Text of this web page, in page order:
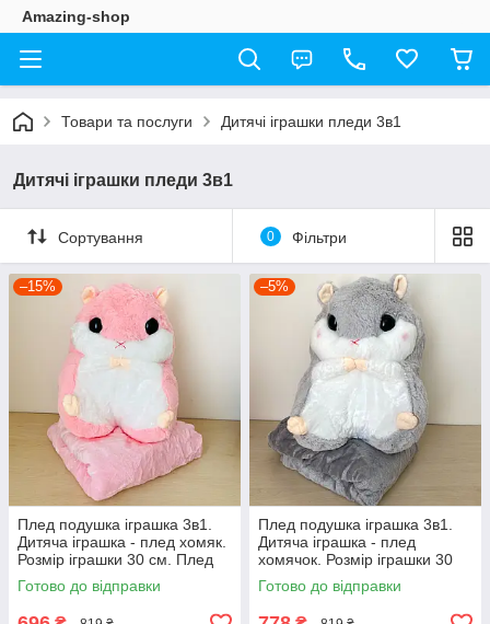
Amazing-shop
Товари та послуги Дитячі іграшки пледи 3в1
Дитячі іграшки пледи 3в1
Сортування 0 Фільтри
–15%
Плед подушка іграшка 3в1.
Дитяча іграшка - плед хомяк.
Розмір іграшки 30 см. Плед
розмір 120*160 см.
Готово до відправки
–5%
Плед подушка іграшка 3в1.
Дитяча іграшка - плед
хомячок. Розмір іграшки 30
см. Плед розмір 120*160 см.
Готово до відправки